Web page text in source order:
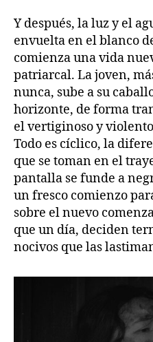
Y después, la luz y el
envuelta en el blanco
comienza una vida
patriarcal. La joven,
nunca, sube a su
horizonte, de forma
el vertiginoso y
Todo es cíclico, la
que se toman en el
pantalla se funde a
un fresco comienzo
sobre el nuevo
que un día, deciden
nocivos que las